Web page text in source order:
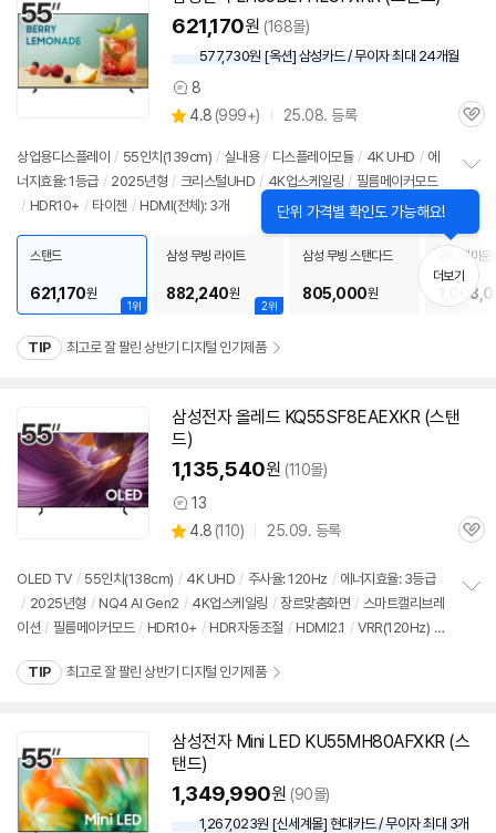
621,170원 (168몰)
577,730원 [옥션] 삼성카드 / 무이자 최대 24개월
상
품
견
8
별
점
4.8 (상
리
뷰
999+) 25.08. 등록
관
상업용디스플레이 / 55인치 (139cm) / 실내용 / 디스플레이모듈 / 4K UHD / 에
너지효율: 1등급 / 2025년형 / 크리스털UHD / 4K업스케일링 / 필름메이커모드
/ HDR10+ / 타이젠 / HDMI(전체): 3개
정
펼
치
기
1위
스탠드
621,170원
2위
삼성 무빙 라이트
882,240원
삼성 무빙 스탠다드
805,000원
엘디엘마운
더보기
TIP 최고로 잘 팔린 상반기 디지털 인기제품
삼성전자 올레드 KQ55SF8EAEXKR (스탠
드)
1,135,540원 (110몰)
상
품
견
13
별
4.8 (상
리
뷰
110) 25.09. 등록
관
OLED TV / 55인치 (138cm) / 4K UHD / 주사율: 120Hz / 에너지효율: 3등급
/ 2025년형 / NQ4 AI Gen2 / 4K업스케일링 / 장르맞춤화면 / 스마트캘리브레
이션 / 필름메이커모드 / HDR10+ / HDR자동조절 / HDMI2.1 / VRR(120Hz) /
390,000원
TIP 최고로 잘 팔린 상반기 디지털 인기제품
삼성전자 Mini LED KU55MH80AFXKR (스
탠드)
1,349,990원 (90몰)
1,267,023원 [신세계몰] 현대카드 / 무이자 최대 3개